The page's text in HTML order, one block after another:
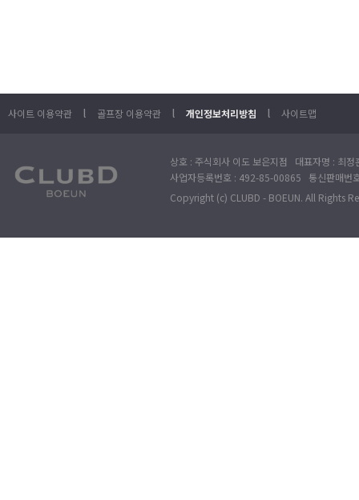
사이트 이용약관 l 골프장 이용약관 l 개인정보처리방침 l 사이트맵
상호 : 주식회사 이도 보은지점 대표자명 : 최
사업자등록번호 : 492-85-00865 통신판매
Copyright (c) CLUBD - BOEUN. All Rights